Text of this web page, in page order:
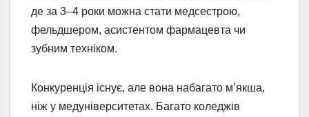
де за 3–4 роки можна стати медсестрою,
фельдшером, асистентом фармацевта чи
зубним техніком.
Конкуренція існує, але вона набагато м’якша,
ніж у медуніверситетах. Багато коледжів